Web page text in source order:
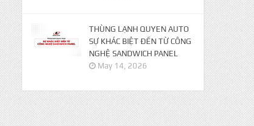
THÙNG LẠNH QUYEN AUTO
SỰ KHÁC BIỆT ĐẾN TỪ CÔNG
NGHỆ SANDWICH PANEL
May 14, 2026